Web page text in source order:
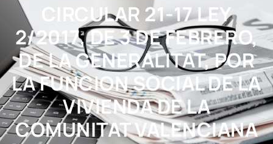
CIRCULAR 21-17 LEY
2/2017, DE 3 DE FEBRERO,
DE LA GENERALITAT, POR
LA FUNCION SOCIAL DE LA
VIVIENDA DE LA
COMUNITAT VALENCIANA